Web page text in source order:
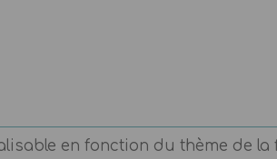
en fonction du thème de la